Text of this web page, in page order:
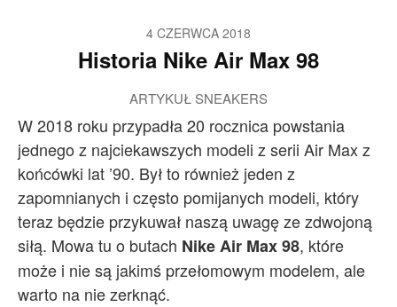
4 CZERWCA 2018
Historia Nike Air Max 98
ARTYKUŁ SNEAKERS
W 2018 roku przypadła 20 rocznica powstania
jednego z najciekawszych modeli z serii Air Max z
końcówki lat ’90. Był to również jeden z
zapomnianych i często pomijanych modeli, który
teraz będzie przykuwał naszą uwagę ze zdwojoną
siłą. Mowa tu o butach Nike Air Max 98, które
może i nie są jakimś przełomowym modelem, ale
warto na nie zerknąć.